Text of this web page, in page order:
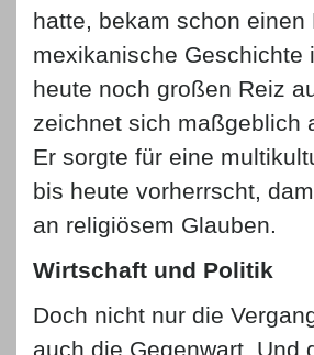
hatte, bekam schon
mexikanische Geschichte
heute noch großen Reiz
zeichnet sich maßgeblich
Er sorgte für eine
bis heute vorherrscht,
an religiösem Glauben.
Wirtschaft und Politik
Doch nicht nur die
auch die Gegenwart. Und